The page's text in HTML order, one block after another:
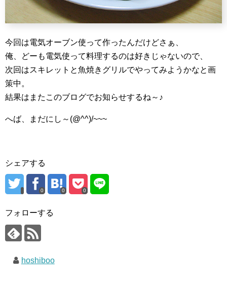
今回は電気オーブン使って作ったんだけどさぁ、
俺、どーも電気使って料理するのは好きじゃないので、
次回はスキレットと魚焼きグリルでやってみようかなと画
策中。
結果はまたこのブログでお知らせするね～♪
へば、まだにし～(@^^)/~~~
シェアする
0 0 0
フォローする
hoshiboo